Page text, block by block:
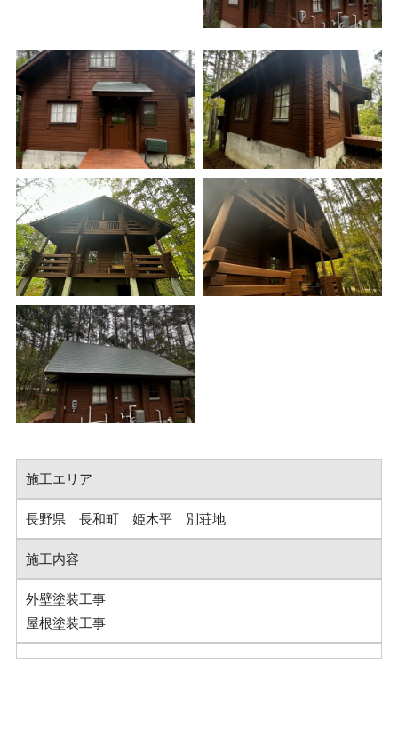
施工エリア
長野県 長和町 姫木平 別荘地
施工内容
外壁塗装工事
屋根塗装工事